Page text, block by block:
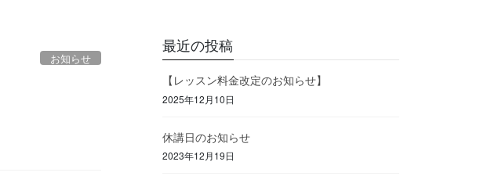
お知らせ
最近の投稿
【レッスン料金改定のお知らせ】
2025年12月10日
休講日のお知らせ
2023年12月19日